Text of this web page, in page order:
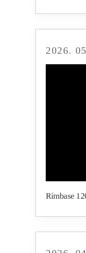
2026.
Rimbase